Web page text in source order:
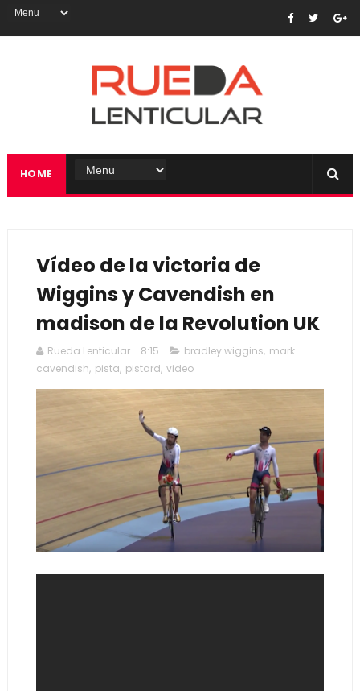
HOME
Vídeo de la victoria de
Wiggins y Cavendish en
madison de la Revolution UK
Rueda Lenticular 8:15 bradley wiggins, mark
cavendish, pista, pistard, video